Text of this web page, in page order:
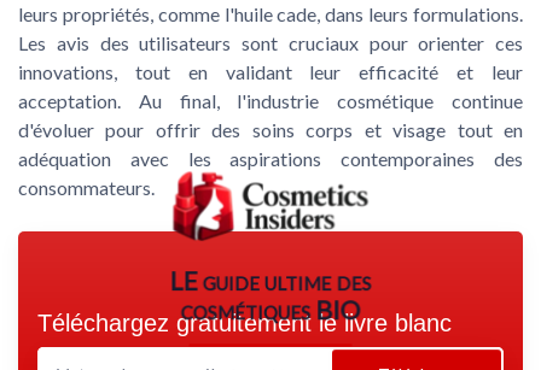
leurs propriétés, comme l'huile cade, dans leurs formulations.
Les avis des utilisateurs sont cruciaux pour orienter ces
innovations, tout en validant leur efficacité et leur
acceptation. Au final, l'industrie cosmétique continue
d'évoluer pour offrir des soins corps et visage tout en
adéquation avec les aspirations contemporaines des
consommateurs.
LE guide ultime des
cosmétiques BIO
Téléchargez gratuitement le livre blanc